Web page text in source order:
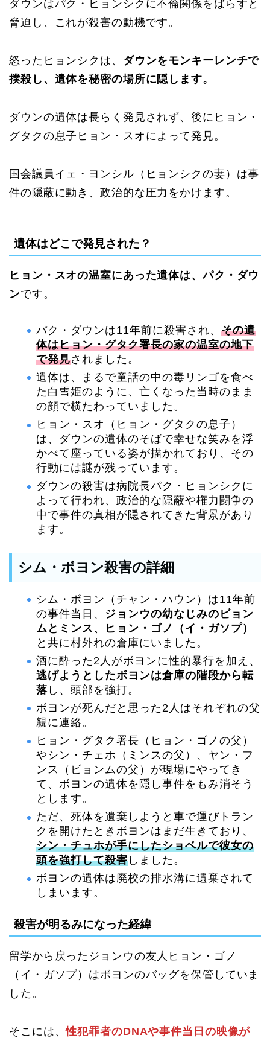
ダウンはパク・ヒョンシクに不倫関係をばらすと
脅迫し、これが殺害の動機です。
怒ったヒョンシクは、 ダウンをモンキーレンチで
撲殺し、遺体を秘密の場所に隠します。
ダウンの遺体は長らく発見されず、後にヒョン・
グタクの息子ヒョン・スオによって発見。
国会議員イェ・ヨンシル（ヒョンシクの妻）は事
件の隠蔽に動き、政治的な圧力をかけます。
遺体はどこで発見された？
ヒョン・スオの温室にあった遺体は、パク・ダウ
ンです。
パク・ダウンは11年前に殺害され、 その遺
体はヒョン・グタク署長の家の温室の地下
で発見されました。
遺体は、まるで童話の中の毒リンゴを食べ
た白雪姫のように、亡くなった当時のまま
の顔で横たわっていました。
ヒョン・スオ（ヒョン・グタクの息子）
は、ダウンの遺体のそばで幸せな笑みを浮
かべて座っている姿が描かれており、その
行動には謎が残っています。
ダウンの殺害は病院長パク・ヒョンシクに
よって行われ、政治的な隠蔽や権力闘争の
中で事件の真相が隠されてきた背景があり
ます。
シム・ボヨン殺害の詳細
シム・ボヨン（チャン・ハウン）は11年前
の事件当日、 ジョンウの幼なじみのビョン
ムとミンス、ヒョン・ゴノ（イ・ガソプ）
と共に村外れの倉庫にいました。
酒に酔った2人がボヨンに性的暴行を加え、
逃げようとしたボヨンは倉庫の階段から転
落 し、頭部を強打。
ボヨンが死んだと思った2人はそれぞれの父
親に連絡。
ヒョン・グタク署長（ヒョン・ゴノの父）
やシン・チェホ（ミンスの父）、ヤン・フ
ンス（ビョンムの父）が現場にやってき
て、ボヨンの遺体を隠し事件をもみ消そう
とします。
ただ、死体を遺棄しようと車で運びトラン
クを開けたときボヨンはまだ生きており、
シン・チュホが手にしたショベルで彼女の
頭を強打して殺害 しました。
ボヨンの遺体は廃校の排水溝に遺棄されて
しまいます。
殺害が明るみになった経緯
留学から戻ったジョンウの友人ヒョン・ゴノ
（イ・ガソプ）はボヨンのバッグを保管していま
した。
そこには、性犯罪者のDNAや事件当日の映像が